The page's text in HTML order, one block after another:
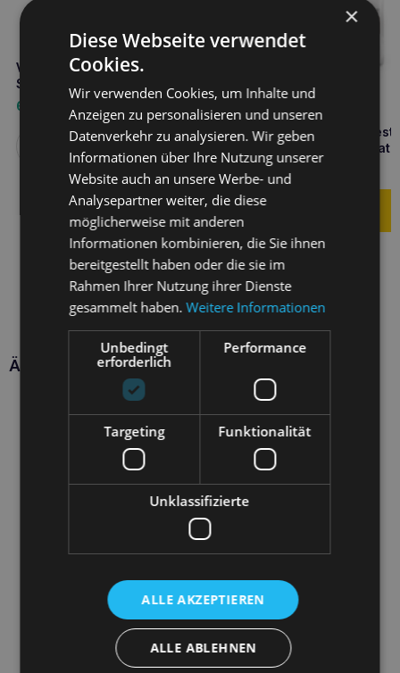
VET-AGRO Dermatisan Aurisal
Silber 75ml
6,40
ROYAL CANIN
Moderate Calorie 2kg
28,50
Ähnliche Produkte
×
Diese Webseite verwendet
Cookies.
Wir verwenden Cookies, um Inhalte und
Anzeigen zu personalisieren und unseren
Datenverkehr zu analysieren. Wir geben
Informationen über Ihre Nutzung unserer
Website auch an unsere Werbe- und
Analysepartner weiter, die diese
möglicherweise mit anderen
Informationen kombinieren, die Sie ihnen
bereitgestellt haben oder die sie im
Rahmen Ihrer Nutzung ihrer Dienste
gesammelt haben.Weitere Informationen
Unbedingt
erforderlich
Performance
Targeting Funktionalität
Unklassifizierte
ALLE AKZEPTIEREN
ALLE ABLEHNEN